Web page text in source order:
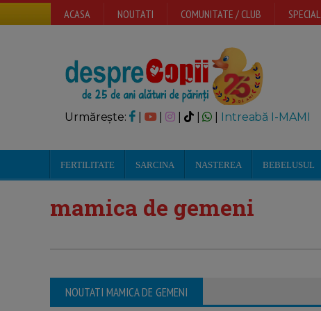
ACASA NOUTATI COMUNITATE / CLUB SPECIAL
Urmărește: | | Intreabă I-MAMI
FERTILITATE SARCINA NASTEREA BEBELUSUL
mamica de gemeni
NOUTATI MAMICA DE GEMENI